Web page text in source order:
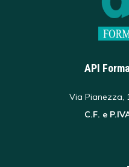
API
Via Pianezza,
C.F. e